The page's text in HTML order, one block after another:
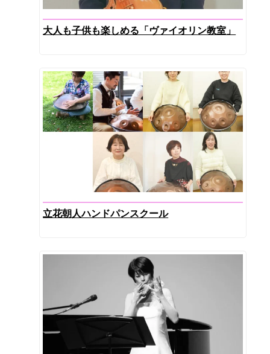
大人も子供も楽しめる「ヴァイオリン教室」
立花朝人ハンドパンスクール